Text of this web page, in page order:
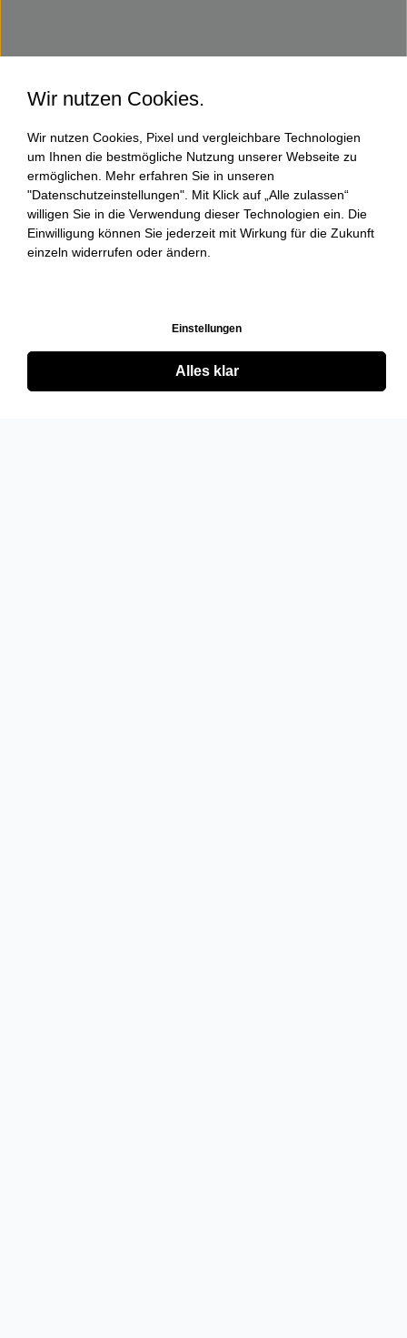
Wir nutzen Cookies.
Wir nutzen Cookies, Pixel und vergleichbare Technologien
um Ihnen die bestmögliche Nutzung unserer Webseite zu
ermöglichen. Mehr erfahren Sie in unseren
"Datenschutzeinstellungen". Mit Klick auf „Alle zulassen“
willigen Sie in die Verwendung dieser Technologien ein. Die
Einwilligung können Sie jederzeit mit Wirkung für die Zukunft
einzeln widerrufen oder ändern.
Einstellungen
Alles klar